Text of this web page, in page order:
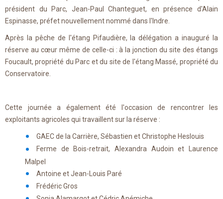
président du Parc, Jean-Paul Chanteguet, en présence d'Alain
Espinasse, préfet nouvellement nommé dans l'Indre.
Après la pêche de l'étang Pifaudière, la délégation a inauguré la
réserve au cœur même de celle-ci : à la jonction du site des étangs
Foucault, propriété du Parc et du site de l'étang Massé, propriété du
Conservatoire.
Cette journée a également été l'occasion de rencontrer les
exploitants agricoles qui travaillent sur la réserve :
GAEC de la Carrière, Sébastien et Christophe Heslouis
Ferme de Bois-retrait, Alexandra Audoin et Laurence
Malpel
Antoine et Jean-Louis Paré
Frédéric Gros